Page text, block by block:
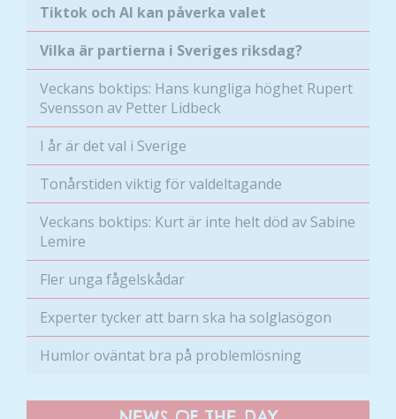
Tiktok och AI kan påverka valet
Vilka är partierna i Sveriges riksdag?
Veckans boktips: Hans kungliga höghet Rupert
Svensson av Petter Lidbeck
I år är det val i Sverige
Tonårstiden viktig för valdeltagande
Veckans boktips: Kurt är inte helt död av Sabine
Lemire
Fler unga fågelskådar
Experter tycker att barn ska ha solglasögon
Humlor oväntat bra på problemlösning